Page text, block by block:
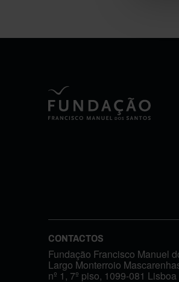
CONTACTOS
Fundação Francisco Manuel
Largo Monterroio
nº 1, 7º piso, 1099-081